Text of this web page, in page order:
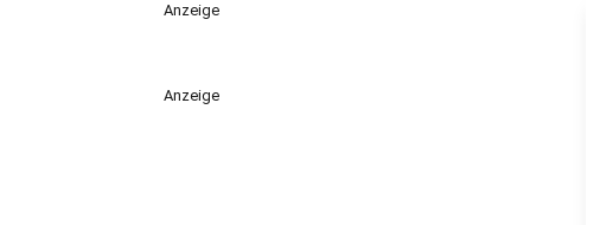
Anzeige
Anzeige